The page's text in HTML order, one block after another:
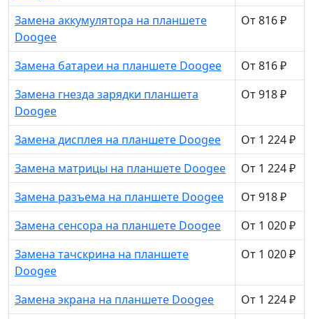
Замена аккумулятора на планшете
Doogee
От 816 ₽
Замена батареи на планшете Doogee
От 816 ₽
Замена гнезда зарядки планшета
Doogee
От 918 ₽
Замена дисплея на планшете Doogee
От 1 224 ₽
Замена матрицы на планшете Doogee
От 1 224 ₽
Замена разъема на планшете Doogee
От 918 ₽
Замена сенсора на планшете Doogee
От 1 020 ₽
Замена тачскрина на планшете
Doogee
От 1 020 ₽
Замена экрана на планшете Doogee
От 1 224 ₽